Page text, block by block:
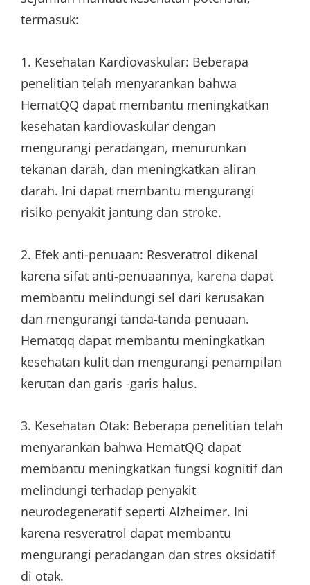
termasuk:
1. Kesehatan Kardiovaskular: Beberapa
penelitian telah menyarankan bahwa
HematQQ dapat membantu meningkatkan
kesehatan kardiovaskular dengan
mengurangi peradangan, menurunkan
tekanan darah, dan meningkatkan aliran
darah. Ini dapat membantu mengurangi
risiko penyakit jantung dan stroke.
2. Efek anti-penuaan: Resveratrol dikenal
karena sifat anti-penuaannya, karena dapat
membantu melindungi sel dari kerusakan
dan mengurangi tanda-tanda penuaan.
Hematqq dapat membantu meningkatkan
kesehatan kulit dan mengurangi penampilan
kerutan dan garis -garis halus.
3. Kesehatan Otak: Beberapa penelitian telah
menyarankan bahwa HematQQ dapat
membantu meningkatkan fungsi kognitif dan
melindungi terhadap penyakit
neurodegeneratif seperti Alzheimer. Ini
karena resveratrol dapat membantu
mengurangi peradangan dan stres oksidatif
di otak.